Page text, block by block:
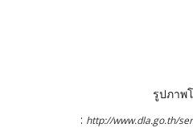
รูปภาพ
: http://www.dla.go.th/